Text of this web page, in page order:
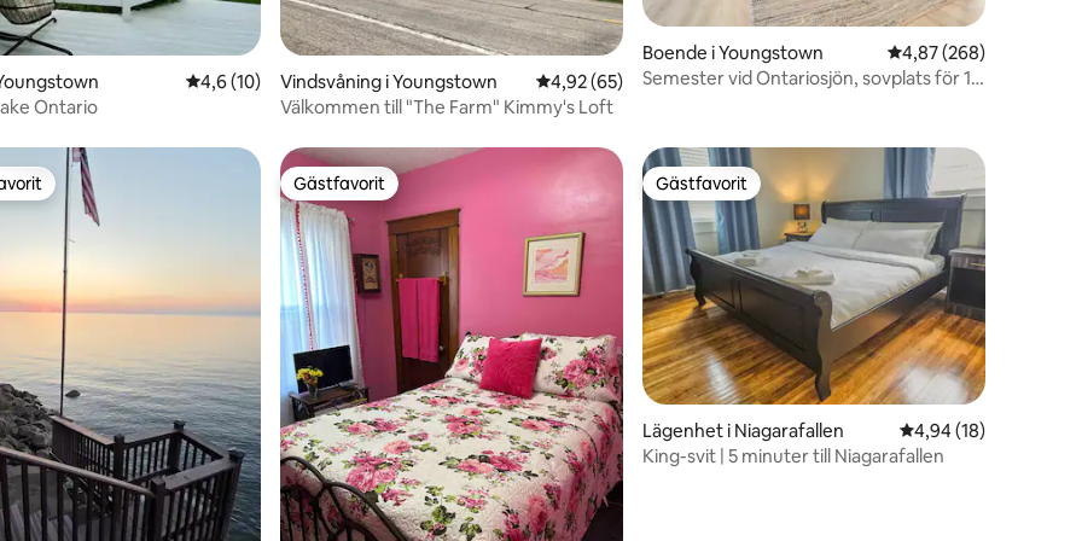
betyg, 5 omdömen
4,6 av 5 i genomsnittligt betyg, 10 omdömen
4,6 (10)
Ontario
Vindsvåning i Youngstown 4,92 av 5 i genomsnittligt betyg, 65 omdömen
4,92 (65)
Välkommen till "The Farm" Kimmy's Loft
Boende i Youngstown 4,87 av 5 i
4,87 (268)
Semester vid Ontariosjön, sovplats för 10
Gästfavorit
Gästfavorit Gästfavorit
Gästfavorit
Lägenhet i Niagarafallen 4,94 av 5 i
4,94 (18)
King-svit | 5 minuter till Niagarafallen